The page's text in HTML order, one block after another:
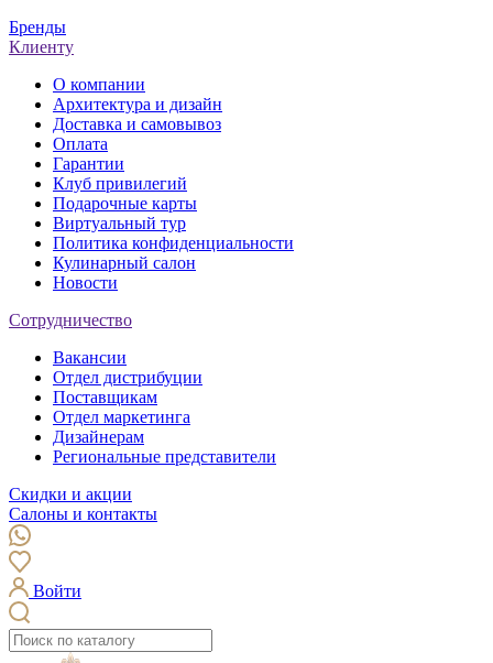
Бренды
Клиенту
О компании
Архитектура и дизайн
Доставка и самовывоз
Оплата
Гарантии
Клуб привилегий
Подарочные карты
Виртуальный тур
Политика конфиденциальности
Кулинарный салон
Новости
Сотрудничество
Вакансии
Отдел дистрибуции
Поставщикам
Отдел маркетинга
Дизайнерам
Региональные представители
Скидки и акции
Салоны и контакты
Войти